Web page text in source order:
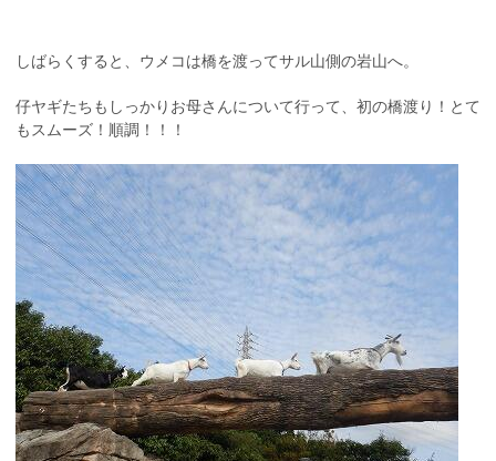
しばらくすると、ウメコは橋を渡ってサル山側の岩山へ。
仔ヤギたちもしっかりお母さんについて行って、初の橋渡り！とて
もスムーズ！順調！！！